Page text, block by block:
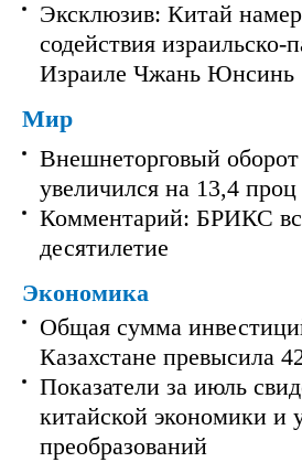
Эксклюзив: Китай
содействия
Израиле Чжань Юнсинь
Мир
Внешнеторговый
увеличился на 13,4 проц
Комментарий: БРИКС
десятилетие
Экономика
Общая сумма
Казахстане превысила
Показатели за июль
китайской экономики и
преобразований